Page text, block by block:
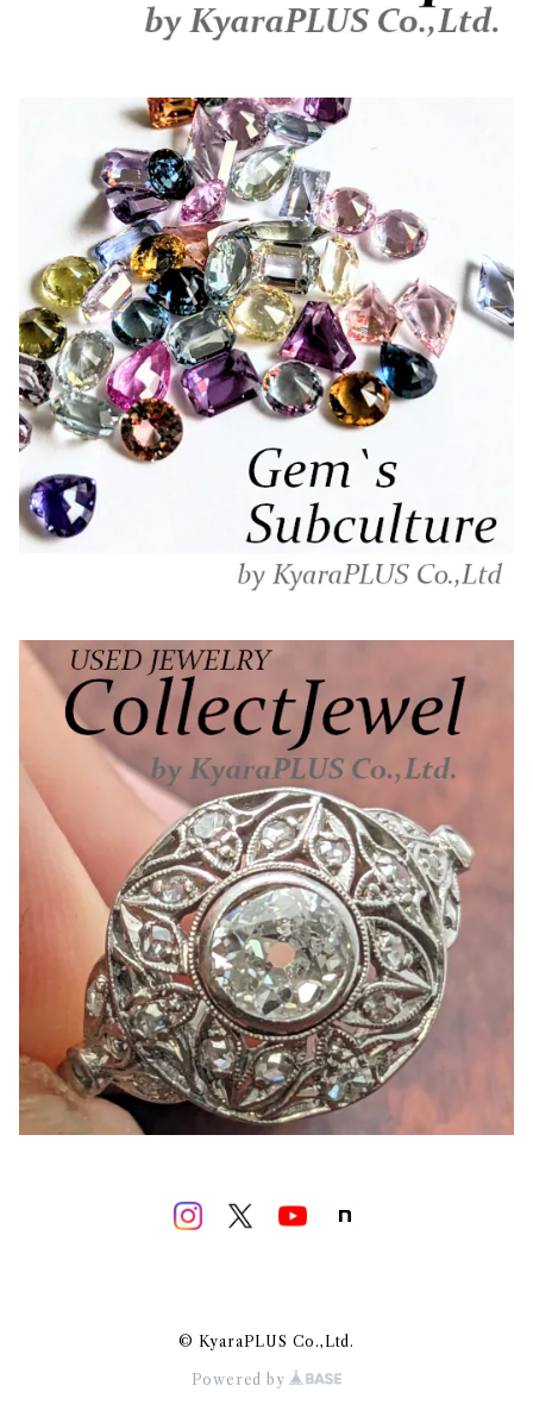
© KyaraPLUS Co.,Ltd.
Powered by